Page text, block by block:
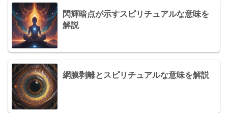
閃輝暗点が示すスピリチュアルな意味を
解説
網膜剥離とスピリチュアルな意味を解説